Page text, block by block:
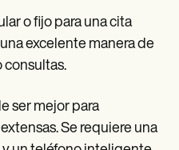
o fijo para una cita
excelente manera de
consultas.
ser mejor para
Se requiere una